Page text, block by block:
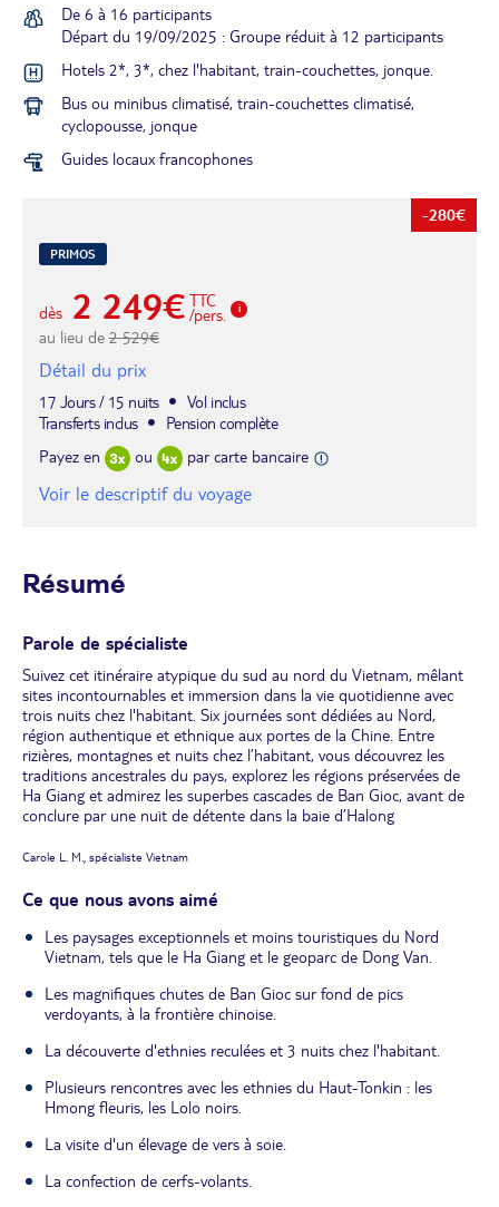
De 6 à 16 participants
Départ du 19/09/2025 : Groupe réduit à 12 participants
Hotels 2*, 3*, chez l'habitant, train-couchettes, jonque.
Bus ou minibus climatisé, train-couchettes climatisé,
cyclopousse, jonque
Guides locaux francophones
-280€
PRIMOS
dès 2 249€ TTC
/pers.
au lieu de 2 529€
Détail du prix
17 Jours / 15 nuits
Vol inclus
Transferts inclus
Pension complète
Payez en
ou par carte bancaire
Voir le descriptif du voyage
Résumé
Parole de spécialiste
Suivez cet itinéraire atypique du sud au nord du Vietnam, mêlant
sites incontournables et immersion dans la vie quotidienne avec
trois nuits chez l'habitant. Six journées sont dédiées au Nord,
région authentique et ethnique aux portes de la Chine. Entre
rizières, montagnes et nuits chez l’habitant, vous découvrez les
traditions ancestrales du pays, explorez les régions préservées de
Ha Giang et admirez les superbes cascades de Ban Gioc, avant de
conclure par une nuit de détente dans la baie d’Halong
Carole L. M., spécialiste Vietnam
Ce que nous avons aimé
Les paysages exceptionnels et moins touristiques du Nord
Vietnam, tels que le Ha Giang et le geoparc de Dong Van.
Les magnifiques chutes de Ban Gioc sur fond de pics
verdoyants, à la frontière chinoise.
La découverte d'ethnies reculées et 3 nuits chez l'habitant.
Plusieurs rencontres avec les ethnies du Haut-Tonkin : les
Hmong fleuris, les Lolo noirs.
La visite d'un élevage de vers à soie.
La confection de cerfs-volants.